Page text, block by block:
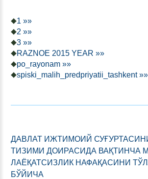
1 »»
2 »»
3 »»
RAZNOE 2015 YEAR »»
po_rayonam »»
spiski_malih_predpriyatii_tashkent »»
ДАВЛАТ ИЖТИМОИЙ
ТИЗИМИ ДОИРАСИДА ВАҚТИНЧА
ЛАЁҚАТСИЗЛИК НАФАҚАСИНИ
БЎЙИЧА